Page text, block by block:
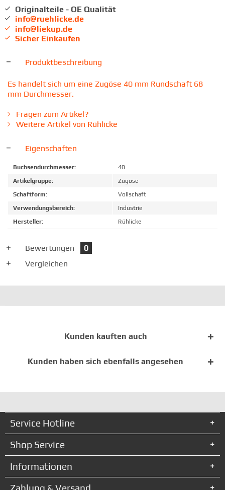
Originalteile - OE Qualität
info@ruehlicke.de
info@liekup.de
Sicher Einkaufen
Produktbeschreibung
Es handelt sich um eine Zugöse 40 mm Rundschaft 68
mm Durchmesser.
Fragen zum Artikel?
Weitere Artikel von Rühlicke
Eigenschaften
Buchsendurchmesser:
40
Artikelgruppe:
Zugöse
Schaftform:
Vollschaft
Verwendungsbereich:
Industrie
Hersteller:
Rühlicke
Bewertungen
0
Vergleichen
Kunden kauften auch
Kunden haben sich ebenfalls angesehen
Service Hotline
Shop Service
Informationen